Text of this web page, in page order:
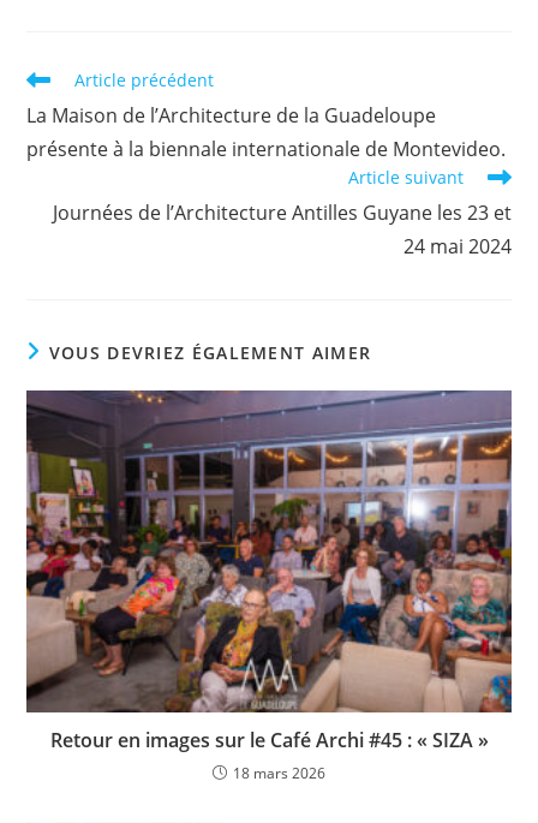
Article précédent
La Maison de l’Architecture de la Guadeloupe
présente à la biennale internationale de Montevideo.
Article suivant
Journées de l’Architecture Antilles Guyane les 23 et
24 mai 2024
VOUS DEVRIEZ ÉGALEMENT AIMER
Retour en images sur le Café Archi #45 : « SIZA »
18 mars 2026